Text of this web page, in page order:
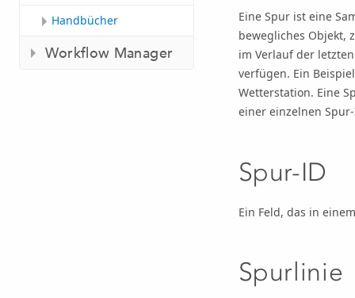
Handbücher
Workflow Manager
Eine Spur ist eine
bewegliches Objekt,
im Verlauf der
verfügen. Ein
Wetterstation. Eine
einer einzelnen
Spur-ID
Ein Feld, das in
Spurlinie